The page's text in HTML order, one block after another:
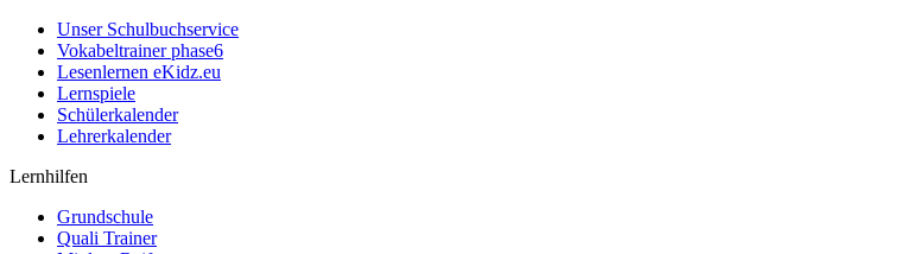
Unser Schulbuchservice
Vokabeltrainer phase6
Lesenlernen eKidz.eu
Lernspiele
Schülerkalender
Lehrerkalender
Lernhilfen
Grundschule
Quali Trainer